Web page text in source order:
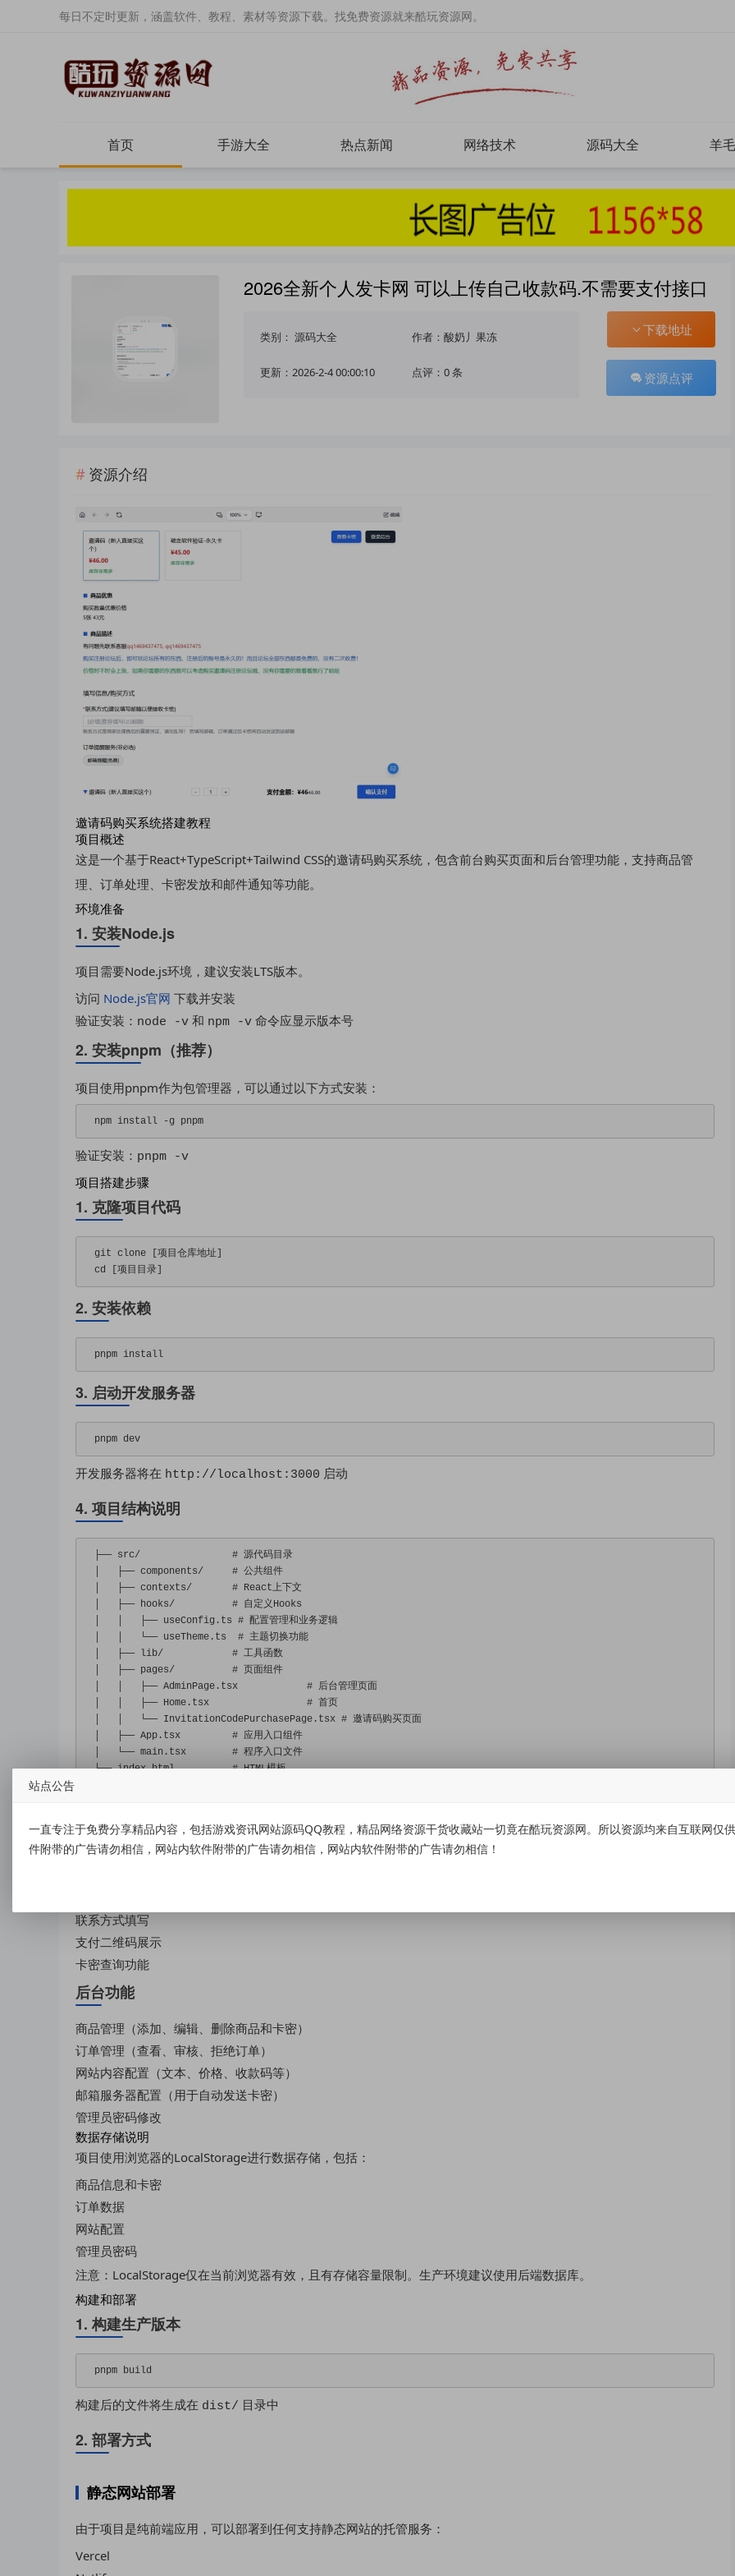
每日不定时更新，涵盖软件、教程、素材等资源下载。找免费资源就来酷玩资源网。
首页 手游大全 热点新闻 网络技术 源码大全 羊
2026全新个人发卡网 可以上传自己收款码.不需要支付接口
类别： 源码大全 作者：酸奶丿果冻
更新：2026-2-4 00:00:10 点评：0 条
下载地址
资源点评
资源介绍
邀请码购买系统搭建教程
项目概述
这是一个基于React+TypeScript+Tailwind CSS的邀请码购买系统，包含前台购买页面和后台管理功能，支持商品管
理、订单处理、卡密发放和邮件通知等功能。
环境准备
1. 安装Node.js
项目需要Node.js环境，建议安装LTS版本。
访问 Node.js官网 下载并安装
验证安装： node -v 和 npm -v 命令应显示版本号
2. 安装pnpm（推荐）
项目使用pnpm作为包管理器，可以通过以下方式安装：
npm install -g pnpm
验证安装： pnpm -v
项目搭建步骤
1. 克隆项目代码
git clone
[项目仓库地址]
cd
[项目目录]
2. 安装依赖
pnpm install
3. 启动开发服务器
pnpm dev
开发服务器将在 http://localhost:3000 启动
4. 项目结构说明
├── src/
# 源代码目录
├── components/
# 公共组件
├── contexts/
# React上下文
├── hooks/
# 自定义Hooks
├── useConfig . ts # 配置管理和业务逻辑
└── useTheme . ts # 主题切换功能
├── lib/
# 工具函数
├── pages/
# 页面组件
├── AdminPage . tsx # 后台管理页面
├── Home . tsx # 首页
└── InvitationCodePurchasePage . tsx # 邀请码购买页面
├── App . tsx # 应用入口组件
└── main . tsx # 程序入口文件
├── index.html # HTML模板
前台功能
联系方式填写
支付二维码展示
卡密查询功能
后台功能
商品管理（添加、编辑、删除商品和卡密）
订单管理（查看、审核、拒绝订单）
网站内容配置（文本、价格、收款码等）
邮箱服务器配置（用于自动发送卡密）
管理员密码修改
数据存储说明
项目使用浏览器的LocalStorage进行数据存储，包括：
商品信息和卡密
订单数据
网站配置
管理员密码
注意：LocalStorage仅在当前浏览器有效，且有存储容量限制。生产环境建议使用后端数据库。
构建和部署
1. 构建生产版本
pnpm build
构建后的文件将生成在 dist/ 目录中
2. 部署方式
静态网站部署
由于项目是纯前端应用，可以部署到任何支持静态网站的托管服务：
Vercel
站点公告
一直专注于免费分享精品内容，包括游戏资讯网站源码QQ教程，精品网络资源干货收藏站一切竟在酷玩资源网。所以资源均来自互联网
件附带的广告请勿相信，网站内软件附带的广告请勿相信，网站内软件附带的广告请勿相信！